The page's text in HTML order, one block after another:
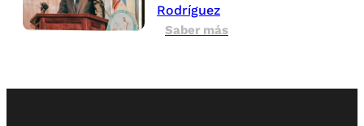
Rodríguez
Saber más